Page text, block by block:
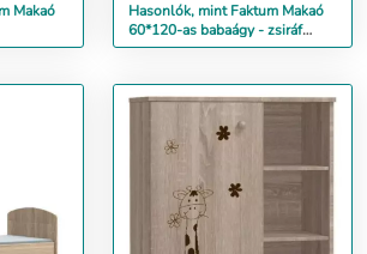
Makaó
Hasonlók, mint Faktum Makaó
60*120-as babaágy - zsiráf
minta